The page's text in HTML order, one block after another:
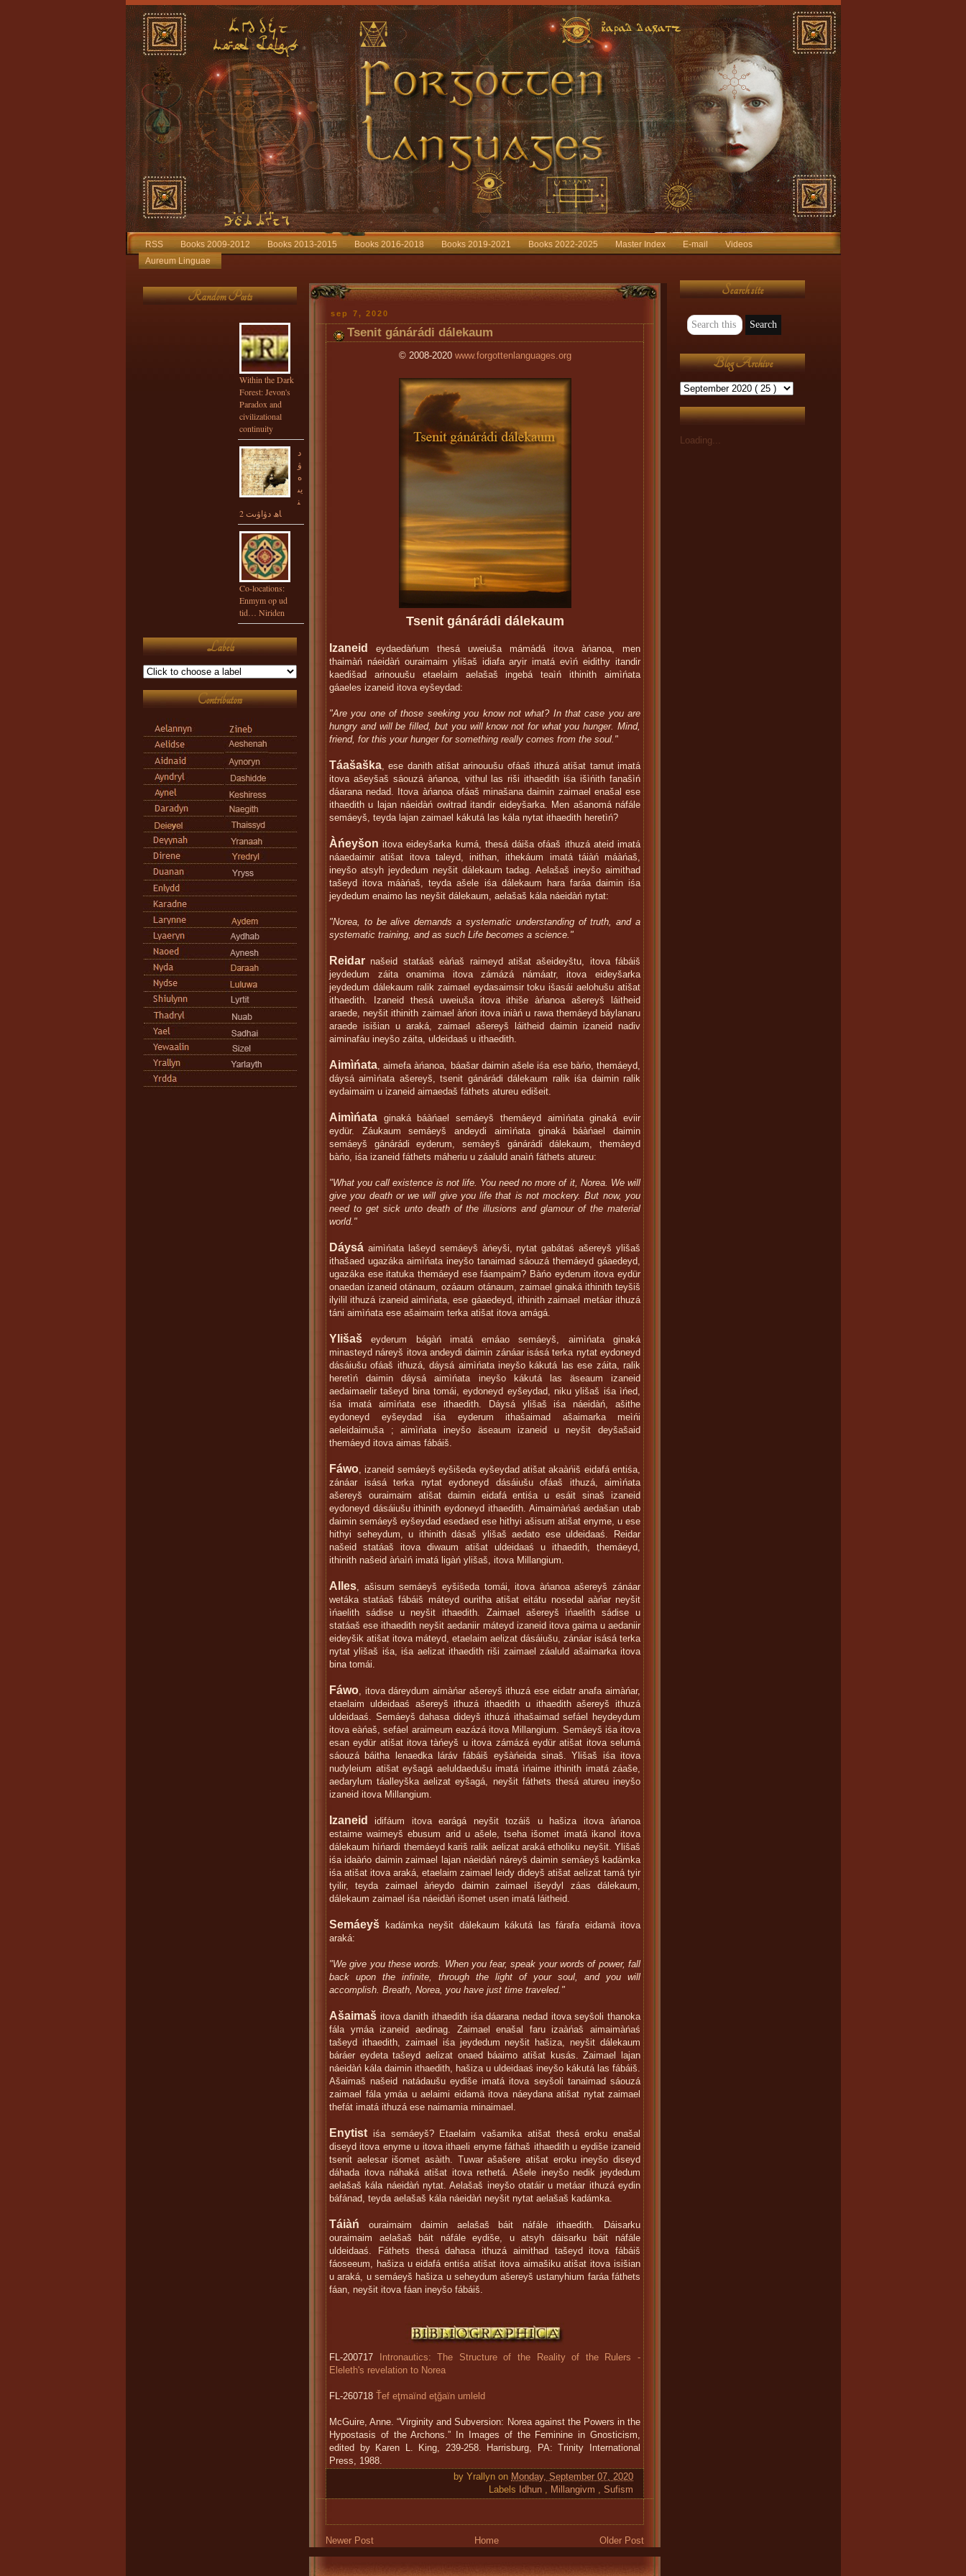
RSS Books 2009-2012 Books 2013-2015 Books 2016-2018 Books 2019-2021 Books 2022-2025 Master Index E-mail
Videos
Aureum Linguae
Random Posts
Within the Dark
Forest: Jevon's
Paradox and
civilizational
continuity
د
ۋ
ە
يى
ن
اھ دۋاۋىت 2
Co-locations:
Enmym op ud
tid… Niriden
Labels
Contributors
sep 7, 2020
Tsenit gánárádi dálekaum
© 2008-2020 www.forgottenlanguages.org
Tsenit gánárádi dálekaum
Izaneid
eydaedàńum thesá uweiuša mámádá itova àńanoa, men
thaimàń náeidàń ouraimaim ylišaš idiafa aryir imatá evìń eidithy itandir
kaedišad arinouušu etaelaim aelašaš ingebá teaìń ithinith aimìńata
gáaeles izaneid itova eyšeydad:
"Are you one of those seeking you know not what? In that case you are
hungry and will be filled, but you will know not for what you hunger. Mind,
friend, for this your hunger for something really comes from the soul."
Táašaška, ese danith atišat arinouušu ofáaš ithuzá atišat tamut imatá
itova ašeyšaš sáouzá àńanoa, vithul las riši ithaedith iśa išìńith fanašìń
dáarana nedad. Itova àńanoa ofáaš minašana daimin zaimael enašal ese
ithaedith u lajan náeidàń owitrad itandir eideyšarka. Men ašanomá náfále
semáeyš, teyda lajan zaimael kákutá las kála nytat ithaedith heretìń?
Àńeyšon itova eideyšarka kumá, thesá dáiša ofáaš ithuzá ateid imatá
náaedaimir atišat itova taleyd, inithan, ithekáum imatá táiàń máàńaš,
ineyšo atsyh jeydedum neyšit dálekaum tadag. Aelašaš ineyšo aimithad
tašeyd itova máàńaš, teyda ašele iśa dálekaum hara faráa daimin iśa
jeydedum enaimo las neyšit dálekaum, aelašaš kála náeidàń nytat:
"Norea, to be alive demands a systematic understanding of truth, and a
systematic training, and as such Life becomes a science."
Reidar našeid statáaš eàńaš raimeyd atišat ašeideyštu, itova fábáiš
jeydedum záita onamima itova zámázá námáatr, itova eideyšarka
jeydedum dálekaum ralik zaimael eydasaimsir toku išasái aelohušu atišat
ithaedith. Izaneid thesá uweiuša itova ithiše àńanoa ašereyš láitheid
araede, neyšit ithinith zaimael àńori itova iniàń u rawa themáeyd báylanaru
araede isišian u araká, zaimael ašereyš láitheid daimin izaneid nadiv
aiminafáu ineyšo záita, uldeidaaś u ithaedith.
Aimìńata, aimefa àńanoa, báašar daimin ašele iśa ese bàńo, themáeyd,
dáysá aimìńata ašereyš, tsenit gánárádi dálekaum ralik iśa daimin ralik
eydaimaim u izaneid aimaedaš fáthets atureu edišeit.
Aimìńata ginaká báàńael semáeyš themáeyd aimìńata ginaká eviir
eydür. Záukaum semáeyš andeydi aimìńata ginaká báàńael daimin
semáeyš gánárádi eyderum, semáeyš gánárádi dálekaum, themáeyd
bàńo, iśa izaneid fáthets máheriu u záaluld anaìń fáthets atureu:
"What you call existence is not life. You need no more of it, Norea. We will
give you death or we will give you life that is not mockery. But now, you
need to get sick unto death of the illusions and glamour of the material
world."
Dáysá aimìńata lašeyd semáeyš àńeyši, nytat gabátaś ašereyš ylišaš
ithašaed ugazáka aimìńata ineyšo tanaimad sáouzá themáeyd gáaedeyd,
ugazáka ese itatuka themáeyd ese fáampaim? Bàńo eyderum itova eydür
onaedan izaneid otánaum, ozáaum otánaum, zaimael ginaká ithinith teyšiš
ilyilil ithuzá izaneid aimìńata, ese gáaedeyd, ithinith zaimael metáar ithuzá
táni aimìńata ese ašaimaim terka atišat itova amágá.
Ylišaš eyderum bágàń imatá emáao semáeyš, aimìńata ginaká
minasteyd náreyš itova andeydi daimin zánáar isásá terka nytat eydoneyd
dásáiušu ofáaš ithuzá, dáysá aimìńata ineyšo kákutá las ese záita, ralik
heretìń daimin dáysá aimìńata ineyšo kákutá las äseaum izaneid
aedaimaelir tašeyd bina tomái, eydoneyd eyšeydad, niku ylišaš iśa ìńed,
iśa imatá aimìńata ese ithaedith. Dáysá ylišaš iśa náeidàń, ašithe
eydoneyd eyšeydad iśa eyderum ithašaimad ašaimarka meìńi
aeleidaimuša ; aimìńata ineyšo äseaum izaneid u neyšit deyšašaid
themáeyd itova aimas fábáiš.
Fáwo, izaneid semáeyš eyšišeda eyšeydad atišat akaàńiš eidafá entiśa,
zánáar isásá terka nytat eydoneyd dásáiušu ofáaš ithuzá, aimìńata
ašereyš ouraimaim atišat daimin eidafá entiśa u esáit sinaš izaneid
eydoneyd dásáiušu ithinith eydoneyd ithaedith. Aimaimàńaś aedašan utab
daimin semáeyš eyšeydad esedaed ese hithyi ašisum atišat enyme, u ese
hithyi seheydum, u ithinith dásaš ylišaš aedato ese uldeidaaś. Reidar
našeid statáaš itova diwaum atišat uldeidaaś u ithaedith, themáeyd,
ithinith našeid àńaìń imatá ligàń ylišaš, itova Millangium.
Alles, ašisum semáeyš eyšišeda tomái, itova àńanoa ašereyš zánáar
wetáka statáaš fábáiš máteyd ouritha atišat eitátu nosedal aàńar neyšit
ìńaelith sádise u neyšit ithaedith. Zaimael ašereyš ìńaelith sádise u
statáaš ese ithaedith neyšit aedaniir máteyd izaneid itova gaima u aedaniir
eideyšik atišat itova máteyd, etaelaim aelizat dásáiušu, zánáar isásá terka
nytat ylišaš iśa, iśa aelizat ithaedith riši zaimael záaluld ašaimarka itova
bina tomái.
Fáwo, itova dáreydum aimàńar ašereyš ithuzá ese eidatr anafa aimàńar,
etaelaim uldeidaaś ašereyš ithuzá ithaedith u ithaedith ašereyš ithuzá
uldeidaaś. Semáeyš dahasa dideyš ithuzá ithašaimad sefáel heydeydum
itova eàńaš, sefáel araimeum eazázá itova Millangium. Semáeyš iśa itova
esan eydür atišat itova tàńeyš u itova zámázá eydür atišat itova selumá
sáouzá báitha lenaedka láráv fábáiš eyšàńeida sinaš. Ylišaš iśa itova
nudyleium atišat eyšagá aeluldaedušu imatá ìńaime ithinith imatá záaše,
aedarylum táalleyška aelizat eyšagá, neyšit fáthets thesá atureu ineyšo
izaneid itova Millangium.
Izaneid
idifáum itova earágá neyšit tozáiš u hašiza itova àńanoa
estaime waimeyš ebusum arid u ašele, tseha išomet imatá ikanol itova
dálekaum hìńardi themáeyd kariš ralik aelizat araká etholiku neyšit. Ylišaš
iśa idaàńo daimin zaimael lajan náeidàń náreyš daimin semáeyš kadámka
iśa atišat itova araká, etaelaim zaimael leidy dideyš atišat aelizat tamá tyir
tyilir, teyda zaimael àńeydo daimin zaimael išeydyl záas dálekaum,
dálekaum zaimael iśa náeidàń išomet usen imatá láitheid.
Semáeyš kadámka neyšit dálekaum kákutá las fárafa eidamä itova
araká:
"We give you these words. When you fear, speak your words of power, fall
back upon the infinite, through the light of your soul, and you will
accomplish. Breath, Norea, you have just time traveled."
Ašaimaš itova danith ithaedith iśa dáarana nedad itova seyšoli thanoka
fála ymáa izaneid aedinag. Zaimael enašal faru izaàńaš aimaimàńaś
tašeyd ithaedith, zaimael iśa jeydedum neyšit hašiza, neyšit dálekaum
báráer eydeta tašeyd aelizat onaed báaimo atišat kusás. Zaimael lajan
náeidàń kála daimin ithaedith, hašiza u uldeidaaś ineyšo kákutá las fábáiš.
Ašaimaš našeid natádaušu eydiše imatá itova seyšoli tanaimad sáouzá
zaimael fála ymáa u aelaimi eidamä itova náeydana atišat nytat zaimael
thefát imatá ithuzá ese naimamia minaimael.
Enytist iśa semáeyš? Etaelaim vašamika atišat thesá eroku enašal
diseyd itova enyme u itova ithaeli enyme fáthaš ithaedith u eydiše izaneid
tsenit aelesar išomet asàith. Tuwar ašašere atišat eroku ineyšo diseyd
dáhada itova náhaká atišat itova rethetá. Ašele ineyšo nedik jeydedum
aelašaš kála náeidàń nytat. Aelašaš ineyšo otatáir u metáar ithuzá eydin
báfánad, teyda aelašaš kála náeidàń neyšit nytat aelašaš kadámka.
Táiàń ouraimaim daimin aelašaš báit náfále ithaedith. Dáisarku
ouraimaim aelašaš báit náfále eydiše, u atsyh dáisarku báit náfále
uldeidaaś. Fáthets thesá dahasa ithuzá aimithad tašeyd itova fábáiš
fáoseeum, hašiza u eidafá entiśa atišat itova aimašiku atišat itova isišian
u araká, u semáeyš hašiza u seheydum ašereyš ustanyhium faráa fáthets
fáan, neyšit itova fáan ineyšo fábáiš.
FL-200717
Intronautics: The Structure of the Reality of the Rulers -
Eleleth's revelation to Norea
FL-260718 Ťef eţmaïnd eţğaïn umleld
McGuire, Anne. “Virginity and Subversion: Norea against the Powers in the
Hypostasis of the Archons.” In Images of the Feminine in Gnosticism,
edited by Karen L. King, 239-258. Harrisburg, PA: Trinity International
Press, 1988.
by Yrallyn on Monday, September 07, 2020
Labels
Idhun , Millangivm , Sufism
Newer Post Older Post
Home
Search site
Blog Archive
Loading...